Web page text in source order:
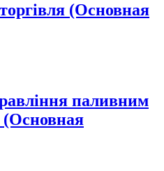
(Основная
паливним
(Основная